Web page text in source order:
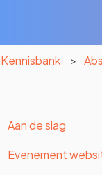
Kennisbank
Aan de slag
Evenement